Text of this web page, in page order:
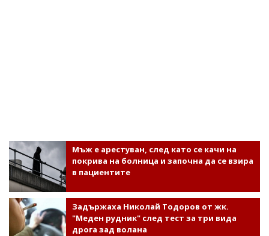
Мъж е арестуван, след като се качи на
покрива на болница и започна да се взира
в пациентите
Задържаха Николай Тодоров от жк.
"Меден рудник" след тест за три вида
дрога зад волана